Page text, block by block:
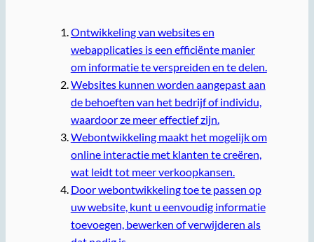
Ontwikkeling van websites en
webapplicaties is een efficiënte manier
om informatie te verspreiden en te delen.
Websites kunnen worden aangepast aan
de behoeften van het bedrijf of individu,
waardoor ze meer effectief zijn.
Webontwikkeling maakt het mogelijk om
online interactie met klanten te creëren,
wat leidt tot meer verkoopkansen.
Door webontwikkeling toe te passen op
uw website, kunt u eenvoudig informatie
toevoegen, bewerken of verwijderen als